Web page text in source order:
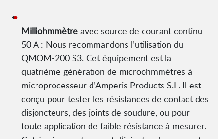
Milliohmmètre avec source de courant continu
50 A : Nous recommandons l’utilisation du
QMOM-200 S3. Cet équipement est la
quatrième génération de microohmmètres à
microprocesseur d’Amperis Products S.L. Il est
conçu pour tester les résistances de contact des
disjoncteurs, des joints de soudure, ou pour
toute application de faible résistance à mesurer.